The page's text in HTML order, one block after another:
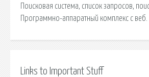
Поисковая сиcтема, список запросов,
Программно-аппаратный комплекс с веб.
Links to Important Stuff